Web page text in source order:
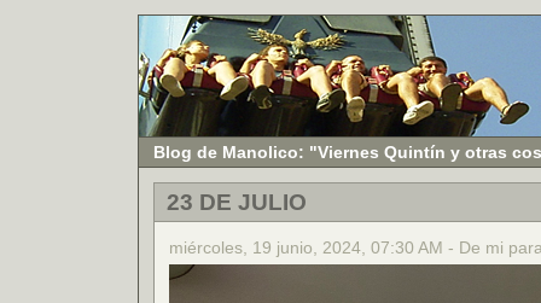
Blog de Manolico: "Viernes Quintín y otras
23 DE JULIO
miércoles, 19 junio, 2024, 07:30 AM - De mi